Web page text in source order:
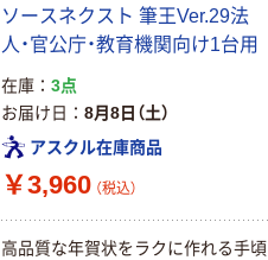
ソースネクスト 筆王Ver.29法
人・官公庁・教育機関向け1台用
在庫
3点
お届け日
8月8日（土）
アスクル在庫商品
￥3,960 （税込）
高品質な年賀状をラクに作れる手頃